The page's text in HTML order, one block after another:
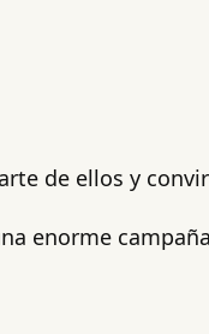
de ellos y
enorme